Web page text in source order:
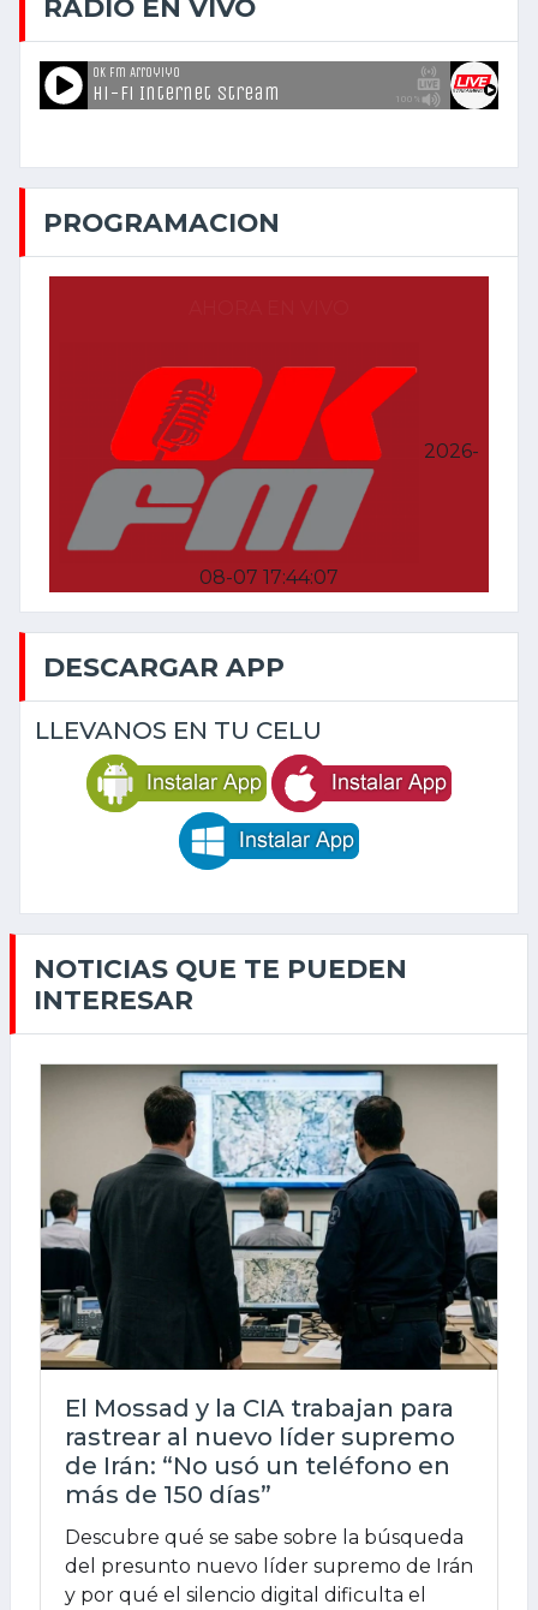
RADIO EN VIVO
PROGRAMACION
2026-
08-07 17:44:07
DESCARGAR APP
LLEVANOS EN TU CELU
NOTICIAS QUE TE PUEDEN
INTERESAR
El Mossad y la CIA trabajan para
rastrear al nuevo líder supremo
de Irán: “No usó un teléfono en
más de 150 días”
Descubre qué se sabe sobre la búsqueda
del presunto nuevo líder supremo de Irán
y por qué el silencio digital dificulta el